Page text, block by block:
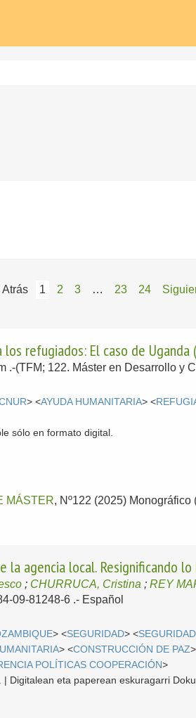
Atrás 1 2 3 … 23 24
refugiados: El caso de Uganda
.-(TFM; 122. Máster en Desarrollo y
> <AYUDA HUMANITARIA> <
sólo en formato digital.
MÁSTER, Nº122 (2025) Monográfico
agencia local. Resignificando
; CHURRUCA, Cristina ;REY
09-81248-6 .- Español
> <SEGURIDAD> <
> <CONSTRUCCIÓN DE PAZ
POLÍTICAS COOPERACIÓN>
Digitalean eta paperean eskuragarri